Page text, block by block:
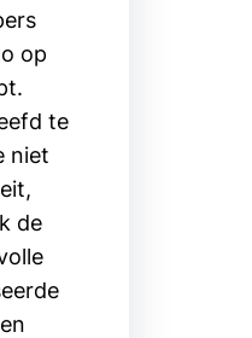
op
te
niet
de